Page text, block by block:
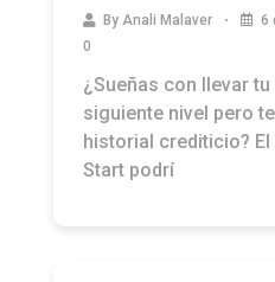
By Anali Malaver
6
0
¿Sueñas con llevar tu
siguiente nivel pero
historial crediticio?
Start podrí